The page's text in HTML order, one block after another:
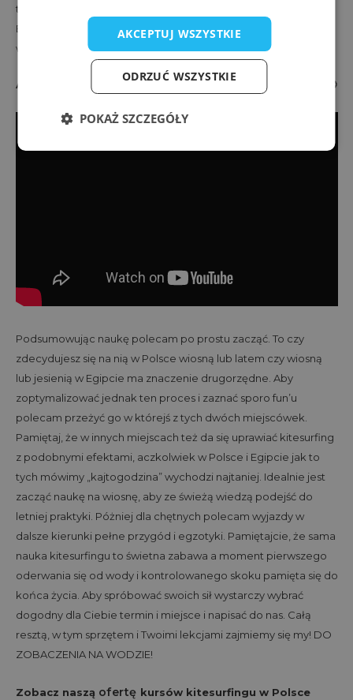
tlenowym, wycieczki na rafę koralową lub safari na quadach.
Brzmi spoko? Dla mnie tak, dlatego wybieram się tam na
wiosnę i jesień a Tobie proponuje sprawdzić jedną z tych opcji.
A tak z nami na wyjeździe kitesurfingowym w Egipcie 🙂
Podsumowując naukę polecam po prostu zacząć. To czy
zdecydujesz się na nią w Polsce wiosną lub latem czy wiosną
lub jesienią w Egipcie ma znaczenie drugorzędne. Aby
zoptymalizować jednak ten proces i zaznać sporo fun’u
polecam przeżyć go w którejś z tych dwóch miejscówek.
Pamiętaj, że w innych miejscach też da się uprawiać kitesurfing
z podobnymi efektami, aczkolwiek w Polsce i Egipcie jak to
tych mówimy „kajtogodzina” wychodzi najtaniej. Idealnie jest
zacząć naukę na wiosnę, aby ze świeżą wiedzą podejść do
letniej praktyki. Póżniej dla chętnych polecam wyjazdy w
dalsze kierunki pełne przygód i egzotyki. Pamiętajcie, że sama
nauka kitesurfingu to świetna zabawa a moment pierwszego
oderwania się od wody i kontrolowanego skoku pamięta się do
końca życia. Aby spróbować swoich sił wystarczy wybrać
dogodny dla Ciebie termin i miejsce i napisać do nas. Całą
resztą, w tym sprzętem i Twoimi lekcjami zajmiemy się my! DO
ZOBACZENIA NA WODZIE!
Zobacz naszą ofertę kursów kitesurfingu w Polsce
AKCEPTUJ WSZYSTKIE
ODRZUĆ WSZYSTKIE
POKAŻ SZCZEGÓŁY